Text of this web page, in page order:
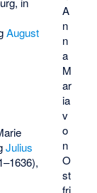
A
n
n
a
M
ar
ia
v
o
n
O
st
fri
August
Julius